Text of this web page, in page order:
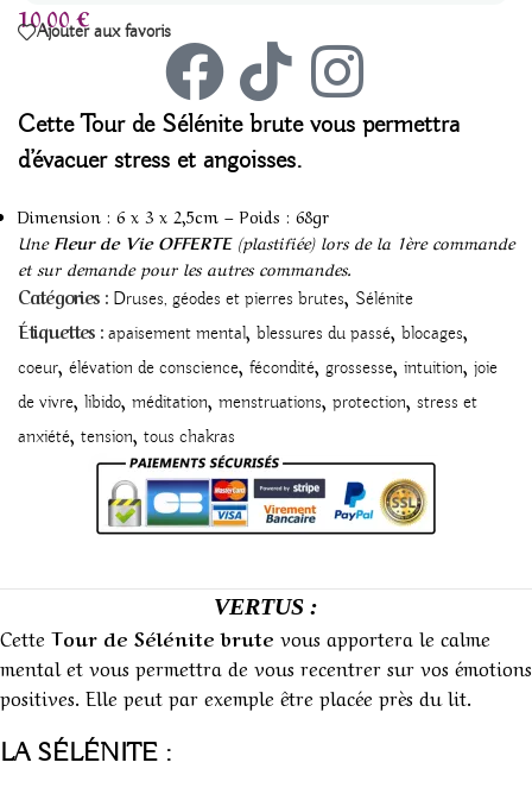
10,00€
Ajouter aux favoris
CetteTour de Sélénite brute vous permettra
d’évacuer stress et angoisses.
Dimension : 6 x 3 x 2,5cm – Poids : 68gr
Une Fleur de Vie OFFERTE (plastifiée) lors de la 1ère commande
et sur demande pour les autres commandes.
Catégories : Druses, géodes et pierres brutes, Sélénite
Étiquettes : apaisement mental, blessures du passé, blocages,
coeur, élévation de conscience, fécondité, grossesse, intuition, joie
de vivre, libido, méditation, menstruations, protection, stress et
anxiété, tension, tous chakras
VERTUS :
Cette Tour de Sélénite brute vous apportera le calme
mental et vous permettra de vous recentrer sur vos émotions
positives. Elle peut par exemple être placée près du lit.
LA SÉLÉNITE :